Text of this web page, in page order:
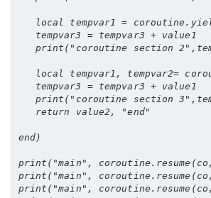
local tempvar1 = coroutine .
   tempvar3
= tempvar3 + value1
print ( "coroutine section 2" ,
local tempvar1 , tempvar2=
   tempvar3
= tempvar3 + value1
print ( "coroutine section 3" ,
return value2 , "end"
end)
print ( "main" , coroutine . resume (co ,
print ( "main" , coroutine . resume (co ,
print ( "main" , coroutine . resume (co ,